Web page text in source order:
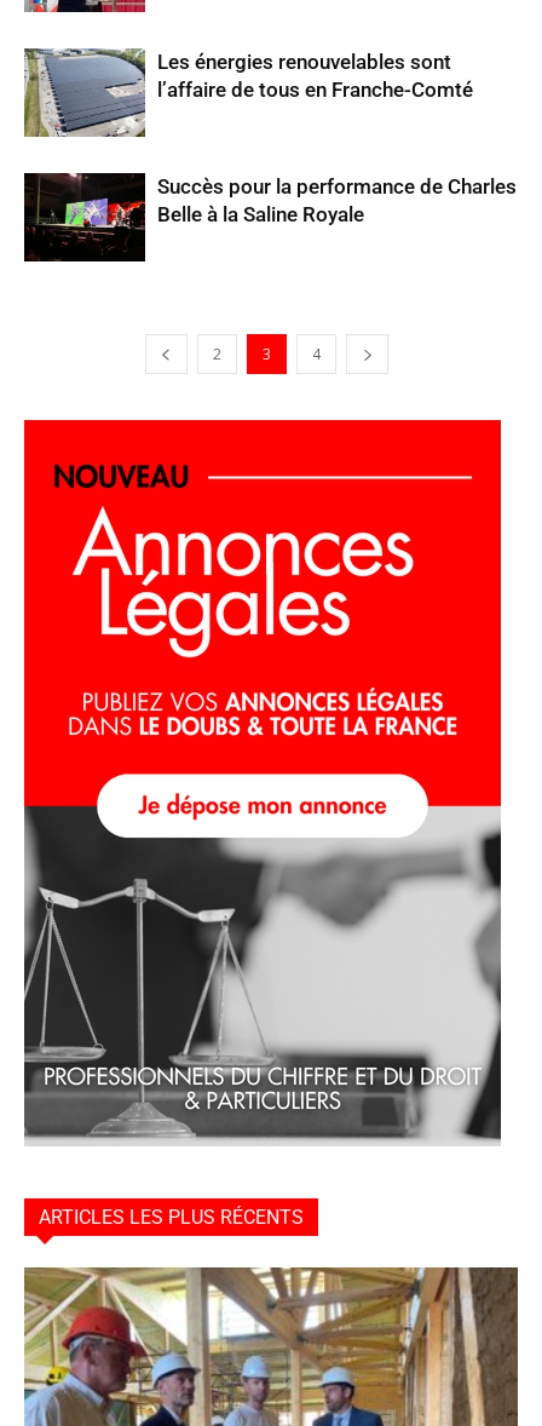
Les énergies renouvelables sont
l’affaire de tous en Franche-Comté
Succès pour la performance de Charles
Belle à la Saline Royale
2 3 4
ARTICLES LES PLUS RÉCENTS